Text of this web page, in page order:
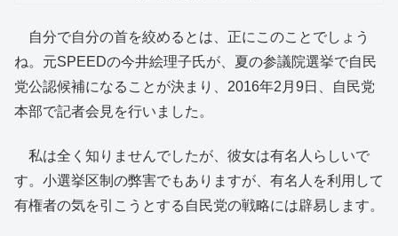
自分で自分の首を絞めるとは、正にこのことでしょう
ね。元SPEEDの今井絵理子氏が、夏の参議院選挙で自民
党公認候補になることが決まり、2016年2月9日、自民党
本部で記者会見を行いました。
私は全く知りませんでしたが、彼女は有名人らしいで
す。小選挙区制の弊害でもありますが、有名人を利用して
有権者の気を引こうとする自民党の戦略には辟易します。